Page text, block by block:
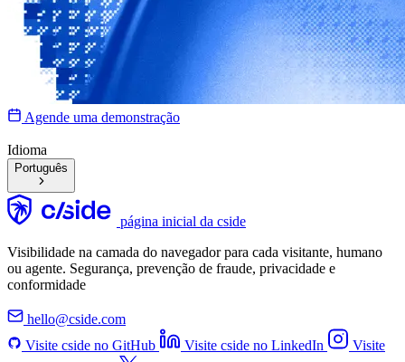
Agende uma demonstração
Idioma
Português
página inicial da cside
Visibilidade na camada do navegador para cada visitante, humano
ou agente. Segurança, prevenção de fraude, privacidade e
conformidade
hello@cside.com
Visite cside no GitHub
Visite cside no LinkedIn
Visite